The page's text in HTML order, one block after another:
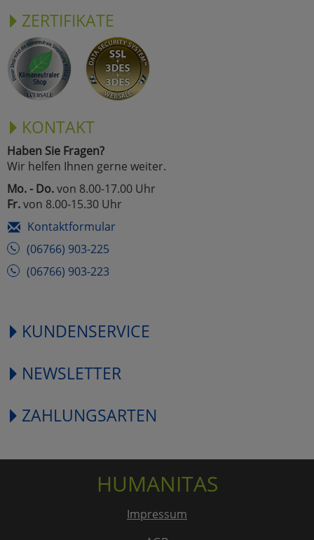
ZERTIFIKATE
KONTAKT
Haben Sie Fragen?
Wir helfen Ihnen gerne weiter.
Mo. - Do.von 8.00-17.00 Uhr
Fr.von 8.00-15.30 Uhr
Kontaktformular
(06766) 903-225
(06766) 903-223
KUNDENSERVICE
NEWSLETTER
ZAHLUNGSARTEN
HUMANITAS
Impressum